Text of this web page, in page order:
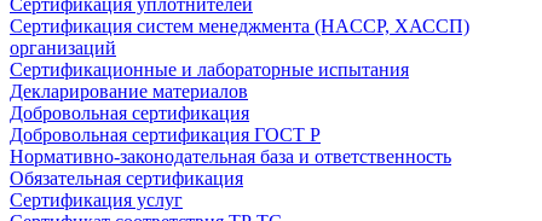
Сертификация уплотнителей
Сертификация систем менеджмента (HACCP, ХАССП)
организаций
Сертификационные и лабораторные испытания
Декларирование материалов
Добровольная сертификация
Добровольная сертификация ГОСТ Р
Нормативно-законодательная база и ответственность
Обязательная сертификация
Сертификация услуг